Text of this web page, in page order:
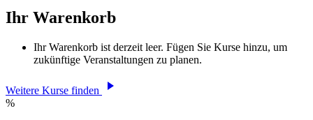
Ihr Warenkorb
Ihr Warenkorb ist derzeit leer. Fügen Sie Kurse hinzu, um
zukünftige Veranstaltungen zu planen.
Weitere Kurse finden
%